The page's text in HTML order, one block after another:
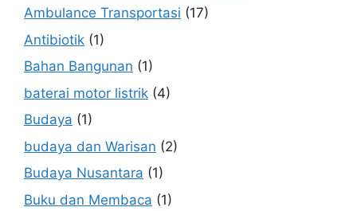
Ambulance Transportasi (17)
Antibiotik (1)
Bahan Bangunan (1)
baterai motor listrik (4)
Budaya (1)
budaya dan Warisan (2)
Budaya Nusantara (1)
Buku dan Membaca (1)